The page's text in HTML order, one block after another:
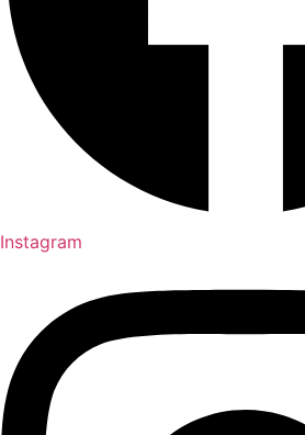
Instagram